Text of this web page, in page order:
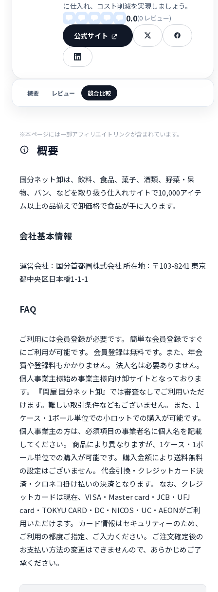
に仕入れ、コスト削減を実現しましょう。
0.0(0 レビュー)
公式サイト
概要 レビュー 競合比較
※本ページには一部アフィリエイトリンクが含まれています。
概要
国分ネット卸は、飲料、食品、菓子、酒類、野菜・果
物、パン、などを取り扱う仕入れサイトで10,000アイテ
ム以上の品揃えで卸価格で食品が手に入ります。
会社基本情報
運営会社：国分首都圏株式会社 所在地：〒103-8241 東京
都中央区日本橋1-1-1
FAQ
ご利用には会員登録が必要です。 簡単な会員登録ですぐ
にご利用が可能です。 会員登録は無料です。また、年会
費や登録料もかかりません。 法人名は必要ありません。
個人事業主様始め事業主様向け卸サイトとなっておりま
す。 『問屋 国分ネット卸』では審査なしでご利用いただ
けます。難しい取引条件などもございません。 また、1
ケース・1ボール単位での小ロットでの購入が可能です。
個人事業主の方は、必須項目の事業者名に個人名を記載
してください。 商品により異なりますが、1ケース・1ボ
ール単位での購入が可能です。 購入金額により送料無料
の設定はございません。 代金引換・クレジットカード決
済・クロネコ掛け払いの決済となります。 なお、クレジ
ットカードは現在、VISA・Master card・JCB・UFJ
card・TOKYU CARD・DC・NICOS・UC・AEONがご利
用いただけます。 カード情報はセキュリティーのため、
ご利用の都度ご指定、ご入力ください。 ご注文確定後の
お支払い方法の変更はできませんので、あらかじめご了
承ください。